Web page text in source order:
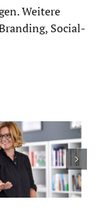
Weitere
Social-
KI-
Revolution:
So wird Ihr